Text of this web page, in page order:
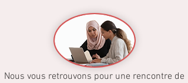
Nous vous retrouvons pour une rencontre de